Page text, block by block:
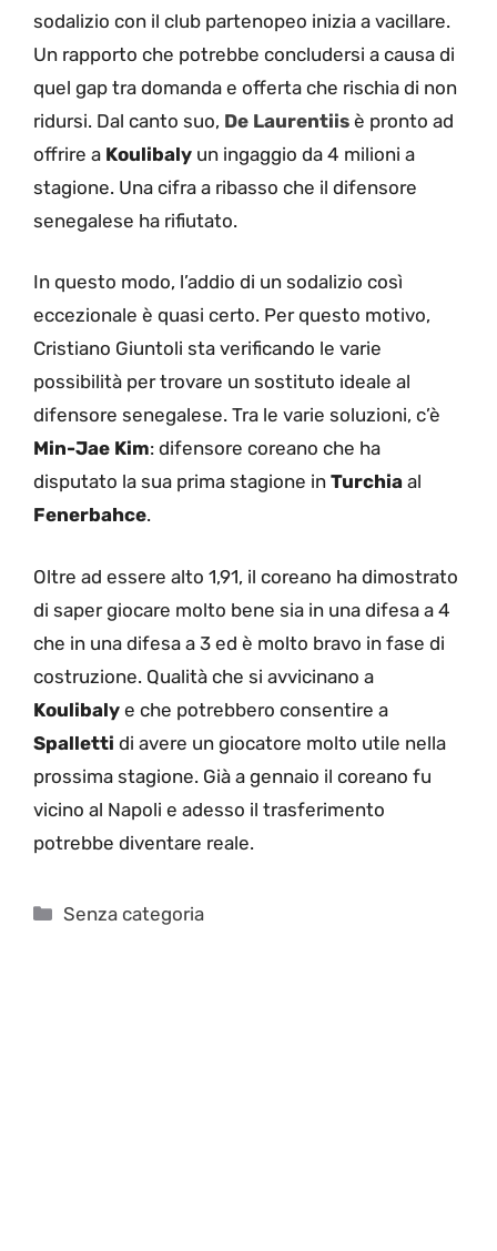
sodalizio con il club partenopeo inizia a vacillare.
Un rapporto che potrebbe concludersi a causa di
quel gap tra domanda e offerta che rischia di non
ridursi. Dal canto suo, De Laurentiis è pronto ad
offrire a Koulibaly un ingaggio da 4 milioni a
stagione. Una cifra a ribasso che il difensore
senegalese ha rifiutato.
In questo modo, l’addio di un sodalizio così
eccezionale è quasi certo. Per questo motivo,
Cristiano Giuntoli sta verificando le varie
possibilità per trovare un sostituto ideale al
difensore senegalese. Tra le varie soluzioni, c’è
Min-Jae Kim: difensore coreano che ha
disputato la sua prima stagione in Turchia al
Fenerbahce.
Oltre ad essere alto 1,91, il coreano ha dimostrato
di saper giocare molto bene sia in una difesa a 4
che in una difesa a 3 ed è molto bravo in fase di
costruzione. Qualità che si avvicinano a
Koulibaly e che potrebbero consentire a
Spalletti di avere un giocatore molto utile nella
prossima stagione. Già a gennaio il coreano fu
vicino al Napoli e adesso il trasferimento
potrebbe diventare reale.
Categorie
Senza categoria